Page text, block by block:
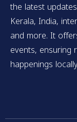
the latest
Kerala, India,
and more. It
events, ensuring
happenings